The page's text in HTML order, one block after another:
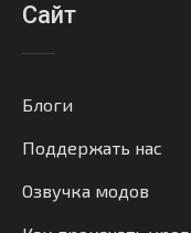
Сайт
Блоги
Поддержать нас
Озвучка модов